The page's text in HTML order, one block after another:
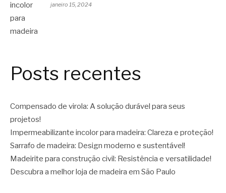
janeiro 15, 2024
Posts recentes
Compensado de virola: A solução durável para seus
projetos!
Impermeabilizante incolor para madeira: Clareza e proteção!
Sarrafo de madeira: Design moderno e sustentável!
Madeirite para construção civil: Resistência e versatilidade!
Descubra a melhor loja de madeira em São Paulo